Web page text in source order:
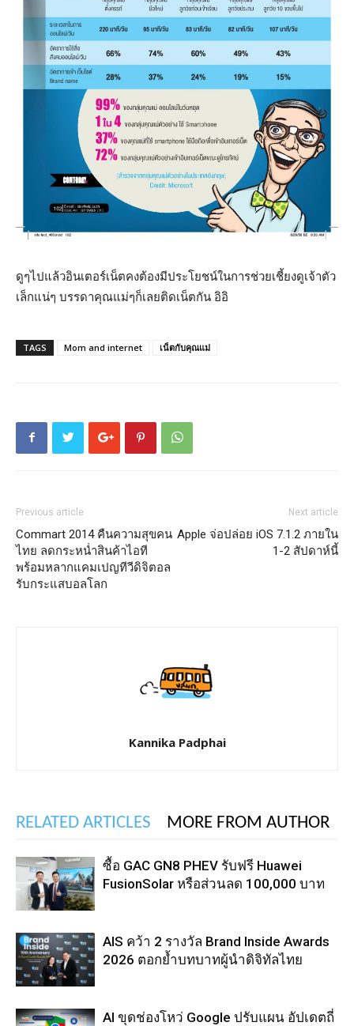
ดูๆไปแล้วอินเตอร์เน็ตคงต้องมีประโยชน์ในการช่วยเชี้ยงดูเจ้าตัว
เล็กแน่ๆ บรรดาคุณแม่ๆก็เลยติดเน็ตกัน อิอิ
TAGS Mom and internet เน็ตกับคุณแม่
Previous article
Commart 2014 คืนความสุขคน
ไทย ลดกระหน่ำสินค้าไอที
พร้อมหลากแคมเปญทีวีดิจิตอล
รับกระแสบอลโลก
Next article
Apple จ่อปล่อย iOS 7.1.2 ภายใน
1-2 สัปดาห์นี้
Kannika Padphai
RELATED ARTICLES MORE FROM AUTHOR
ซื้อ GAC GN8 PHEV รับฟรี Huawei
FusionSolar หรือส่วนลด 100,000 บาท
AIS คว้า 2 รางวัล Brand Inside Awards
2026 ตอกย้ำบทบาทผู้นำดิจิทัลไทย
AI ขุดช่องโหว่ Google ปรับแผน อัปเดตถี่